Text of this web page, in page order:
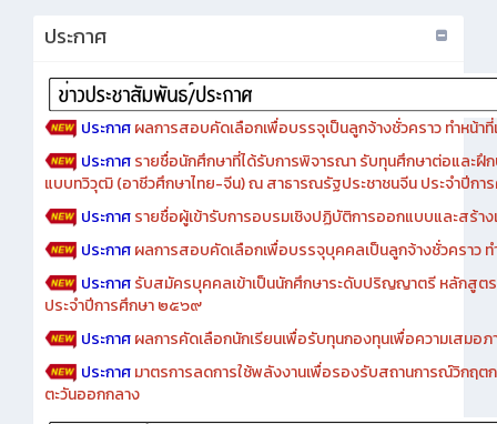
ประกาศ
ประกาศผลการสอบคัดเลือกเพื่อบรรจุเป็นลูกจ้างชั่วคราว ทำหน้าที่
ประกาศรายชื่อนักศึกษาที่ได้รับการพิจารณา รับทุนศึกษาต่อและฝึ
แบบทวิวุฒิ (อาชีวศึกษาไทย-จีน) ณ สาธารณรัฐประชาชนจีน ประจำปีก
ประกาศรายชื่อผู้เข้ารับการอบรมเชิงปฏิบัติการออกแบบและสร้า
ประกาศผลการสอบคัดเลือกเพื่อบรรจุบุคคลเป็นลูกจ้างชั่วคราว ท
ประกาศรับสมัครบุคคลเข้าเป็นนักศึกษาระดับปริญญาตรี หลักสูต
ประจำปีการศึกษา ๒๕๖๙
ประกาศผลการคัดเลือกนักเรียนเพื่อรับทุนกองทุนเพื่อความเสมอ
ประกาศมาตรการลดการใช้พลังงานเพื่อรองรับสถานการณ์วิกฤ
ตะวันออกกลาง